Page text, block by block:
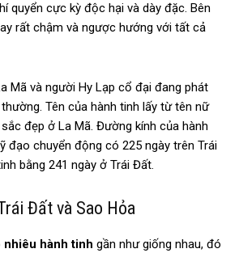
quyển cực kỳ độc hại và dày đặc. Bên
rất chậm và ngược hướng với tất cả
Mã và người Hy Lạp cổ đại đang phát
Tên của hành tinh lấy từ tên nữ
đẹp ở La Mã. Đường kính của hành
đạo chuyển động có 225 ngày trên Trái
bằng 241 ngày ở Trái Đất.
Đất và Sao Hỏa
nhiêu hành tinh gần như giống nhau, đó